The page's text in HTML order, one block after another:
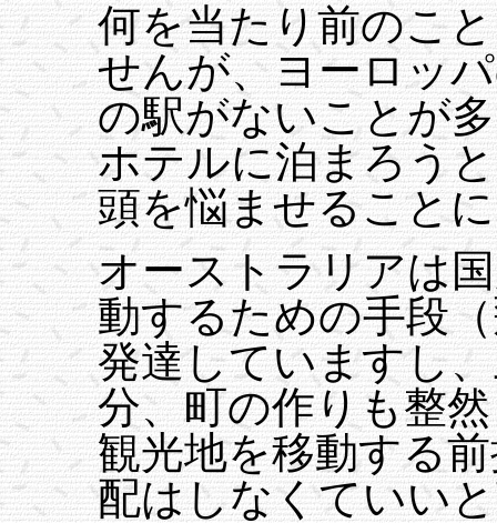
何を当たり前のこ
せんが、ヨーロッ
の駅がないことが
ホテルに泊まろう
頭を悩ませること
オーストラリアは
動するための手段
発達していますし
分、町の作りも整
観光地を移動する
配はしなくていい